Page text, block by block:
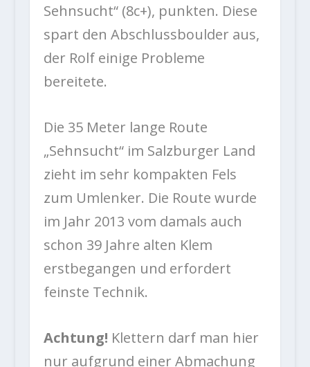
Sehnsucht“ (8c+), punkten. Diese
spart den Abschlussboulder aus,
der Rolf einige Probleme
bereitete.
Die 35 Meter lange Route
„Sehnsucht“ im Salzburger Land
zieht im sehr kompakten Fels
zum Umlenker. Die Route wurde
im Jahr 2013 vom damals auch
schon 39 Jahre alten Klem
erstbegangen und erfordert
feinste Technik.
Achtung! Klettern darf man hier
nur aufgrund einer Abmachung